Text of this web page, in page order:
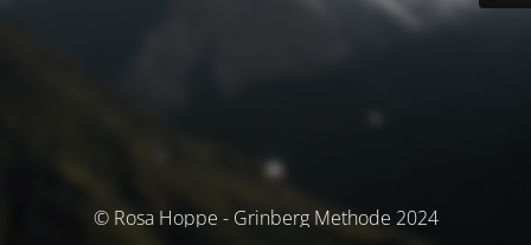
© Rosa Hoppe - Grinberg Methode 2024